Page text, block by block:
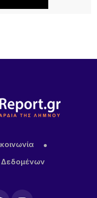
Δεδομένων